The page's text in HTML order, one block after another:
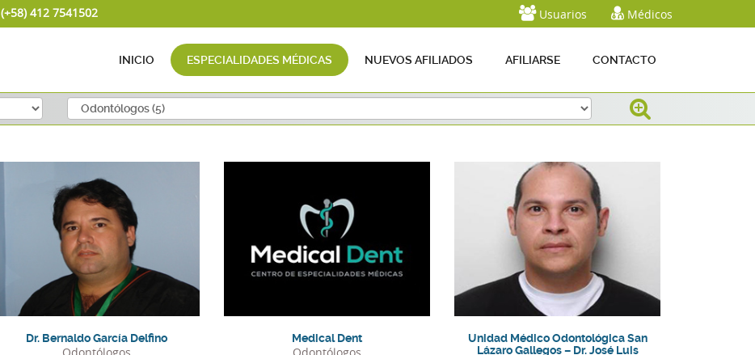
(+58) 412 7541502 Médicos
Usuarios
INICIO ESPECIALIDADES MÉDICAS NUEVOS AFILIADOS AFILIARSE CONTACTO
Telefonos:
Dr. Bernaldo García Delfino
Telefonos:
Medical Dent
Telefonos:
Unidad Médico Odontológica San
Lázaro Gallegos – Dr. José Luis